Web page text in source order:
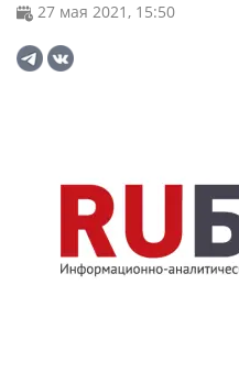
27 мая 2021, 15:50